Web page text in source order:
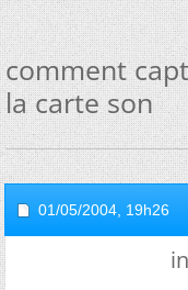
comment
la carte son
01/05/2004, 19h26